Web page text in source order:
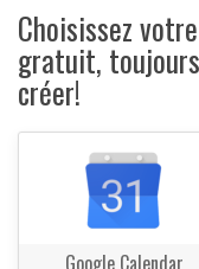
Choisissez
gratuit,
créer!
Google Calendar